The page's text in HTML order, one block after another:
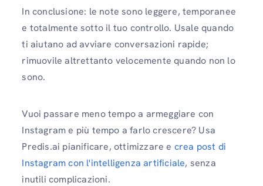
In conclusione: le note sono leggere, temporanee
e totalmente sotto il tuo controllo. Usale quando
ti aiutano ad avviare conversazioni rapide;
rimuovile altrettanto velocemente quando non lo
sono.
Vuoi passare meno tempo a armeggiare con
Instagram e più tempo a farlo crescere? Usa
Predis.ai pianificare, ottimizzare e crea post di
Instagram con l'intelligenza artificiale, senza
inutili complicazioni.